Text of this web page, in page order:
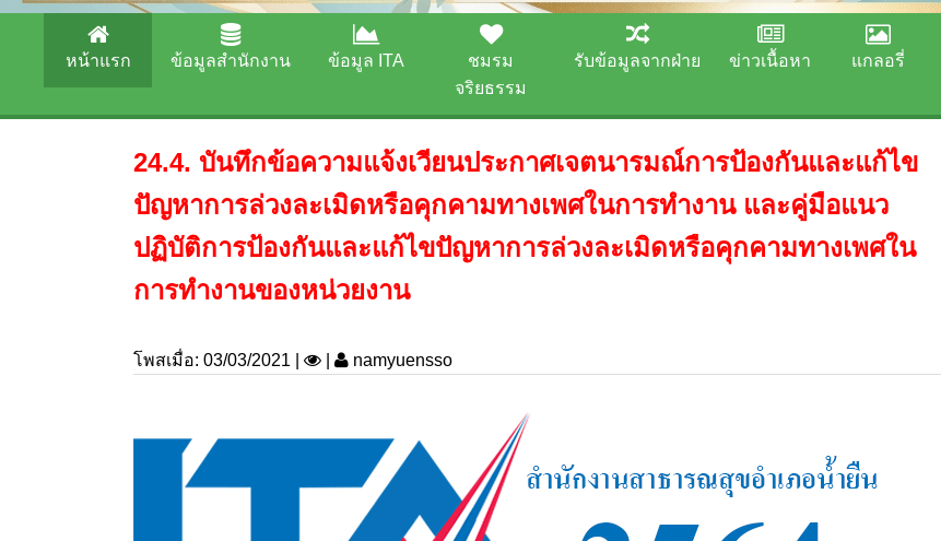
หน้าแรก ข้อมูลสำนักงาน ข้อมูล ITA
ชมรม
จริยธรรม
รับข้อมูลจากฝ่าย ข่าวเนื้อหา แกลอรี่
24.4. บันทึกข้อความแจ้งเวียนประกาศเจตนารมณ์การป้องกันและแก้ไข
ปัญหาการล่วงละเมิดหรือคุกคามทางเพศในการทำงาน และคู่มือแนว
ปฏิบัติการป้องกันและแก้ไขปัญหาการล่วงละเมิดหรือคุกคามทางเพศใน
การทำงานของหน่วยงาน
โพสเมื่อ: 03/03/2021 | namyuensso